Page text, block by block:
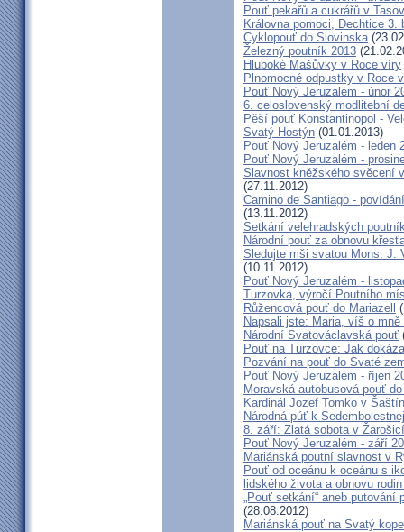
Pouť pekařů a cukrářů v
Královna pomoci, Dechtice
Cyklopouť do Slovinska
Železný poutník 2013
Hluboké Mašůvky v Roce víry
Plnomocné odpustky v Roce
Pouť Nový Jeruzalém - únor
6. celoslovenský modlitební
Pěší pouť Konstantinopol -
Svatý Hostýn (01.01.2013)
Pouť Nový Jeruzalém - leden
Pouť Nový Jeruzalém -
Slavnost kněžského svěcení
(27.11.2012)
Camino de Santiago -
(13.11.2012)
Setkání velehradských
Národní pouť za obnovu
Sledujte mši svatou Mons. J.
(10.11.2012)
Pouť Nový Jeruzalém -
Turzovka, výročí Poutního
Růžencová pouť do Mariazell
Napsali jste: Maria, víš o mně
Národní Svatováclavská pouť
Pouť na Turzovce: Jak
Pozvání na pouť do Svaté
Pouť Nový Jeruzalém - říjen
Moravská autobusová pouť
Kardinál Jozef Tomko v
Národná púť k
8. září: Zlatá sobota v
Pouť Nový Jeruzalém - září
Mariánská poutní slavnost v
Pouť od oceánu k oceánu s
lidského života a obnovu
„Pouť setkání“ aneb putování
(28.08.2012)
Mariánská pouť na Svatý